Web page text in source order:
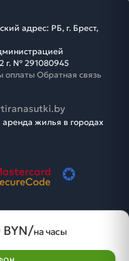
BYN/на часы
адрес: РБ, г. Брест,
г. № 291080945
оплатыОбратная связь
жилья в городах